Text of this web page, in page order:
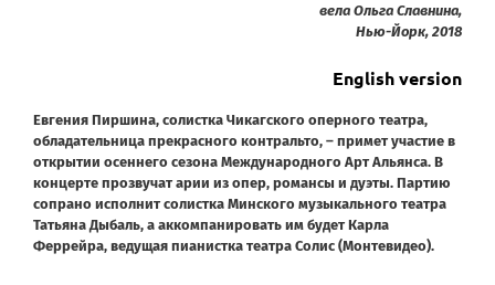
вела Ольга Славнина,
Нью-Йорк, 2018
English version
Евгения Пиршина, солистка Чикагского оперного театра,
обладательница прекрасного контральто, – примет участие в
открытии осеннего сезона Международного Арт Альянса. В
концерте прозвучат арии из опер, романсы и дуэты. Партию
сопрано исполнит солистка Минского музыкального театра
Татьяна Дыбаль, а аккомпанировать им будет Карла
Феррейра, ведущая пианистка театра Солис (Монтевидео).